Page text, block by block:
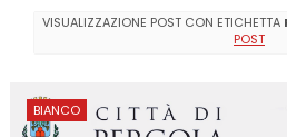
VISUALIZZAZIONE POST CON ETICHETTA
POST
BIANCO